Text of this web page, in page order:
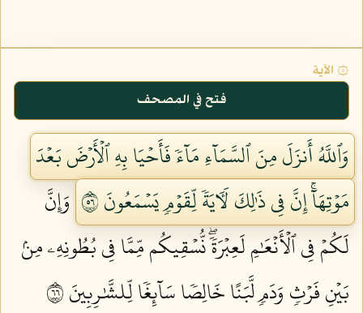
۞ الآية
فتح في المصحف
وَٱللَّهُ أَنزَلَ مِنَ ٱلسَّمَآءِ مَآءٗ فَأَحۡيَا بِهِ ٱلۡأَرۡضَ بَعۡدَ
مَوۡتِهَآۚ إِنَّ فِي ذَٰلِكَ لَأٓيَةٗ لِّقَوۡمٖ يَسۡمَعُونَ ٦٥
وَإِنَّ
لَكُمۡ فِي ٱلۡأَنۡعَٰمِ لَعِبۡرَةٗۖ نُّسۡقِيكُم مِّمَّا فِي بُطُونِهِۦ مِنۢ
بَيۡنِ فَرۡثٖ وَدَمٖ لَّبَنًا خَالِصٗا سَآئِغٗا لِّلشَّٰرِبِينَ ٦٦